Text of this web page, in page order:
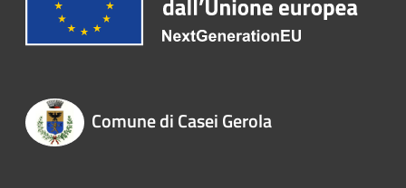
Comune di Casei Gerola